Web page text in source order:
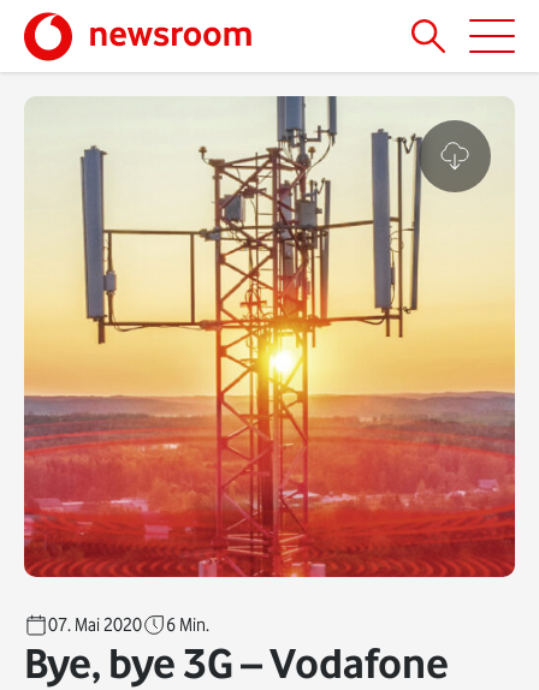
07. Mai 2020 6 Min.
Bye, bye 3G – Vodafone